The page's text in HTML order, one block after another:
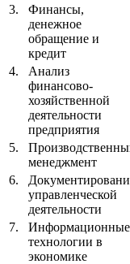
3.
Финансы,
денежное
обращение и
кредит
4.
Анализ
финансово-
хозяйственной
деятельности
предприятия
5.
менеджмент
6.
управленческой
деятельности
7.
Информационные
технологии в
экономике